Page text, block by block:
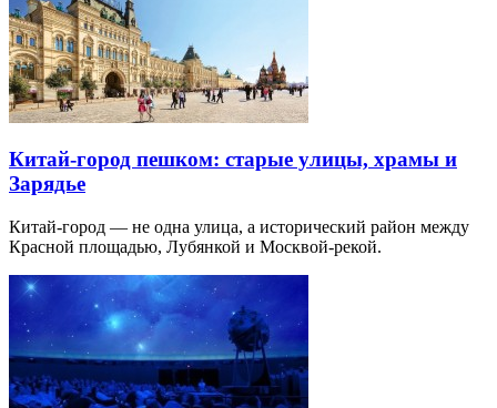
Китай-город пешком: старые улицы, храмы и
Зарядье
Китай-город — не одна улица, а исторический район между
Красной площадью, Лубянкой и Москвой-рекой.